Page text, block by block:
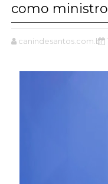
como
canindesantos.com.br